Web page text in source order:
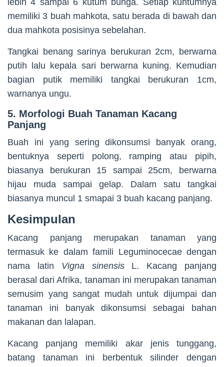
lebih 4 sampai 6 kutum bunga. Setiap kuntumnya
memiliki 3 buah mahkota, satu berada di bawah dan
dua mahkota posisinya sebelahan.
Tangkai benang sarinya berukuran 2cm, berwarna
putih lalu kepala sari berwarna kuning. Kemudian
bagian putik memiliki tangkai berukuran 1cm,
warnanya ungu.
5. Morfologi Buah Tanaman Kacang
Panjang
Buah ini yang sering dikonsumsi banyak orang,
bentuknya seperti polong, ramping atau pipih,
biasanya berukuran 15 sampai 25cm, berwarna
hijau muda sampai gelap. Dalam satu tangkai
biasanya muncul 1 smapai 3 buah kacang panjang.
Kesimpulan
Kacang panjang merupakan tanaman yang
termasuk ke dalam famili Leguminocecae dengan
nama latin Vigna sinensisL. Kacang panjang
berasal dari Afrika, tanaman ini merupakan tanaman
semusim yang sangat mudah untuk dijumpai dan
tanaman ini banyak dikonsumsi sebagai bahan
makanan dan lalapan.
Kacang panjang memiliki akar jenis tunggang,
batang tanaman ini berbentuk silinder dengan